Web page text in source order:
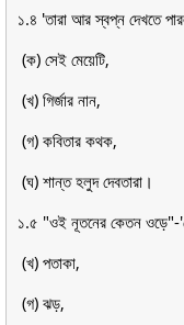
১.৪ 'তারা আর স্বপ্ন দেখতে
(ক) সেই মেয়েটি,
(খ) গির্জার নান,
(গ) কবিতার কথক,
(ঘ) শান্ত হলুদ দেবতারা।
১.৫ "ওই নূতনের কেতন ওড়ে"-
(খ) পতাকা,
(গ) ঝড়,